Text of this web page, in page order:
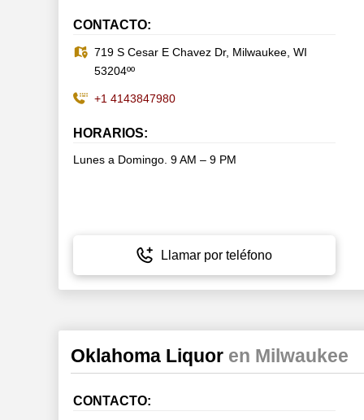
CONTACTO:
719 S Cesar E Chavez Dr, Milwaukee, WI
53204ºº
+1 4143847980
HORARIOS:
Lunes a Domingo. 9 AM – 9 PM
Llamar por teléfono
Oklahoma Liquor en Milwaukee
CONTACTO: